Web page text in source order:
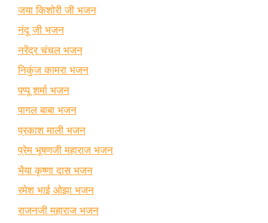
जया किशोरी जी भजन
नंदू जी भजन
नरेंद्र चंचल भजन
निकुंज कामरा भजन
पप्पू शर्मा भजन
पागल बाबा भजन
प्रकाश माली भजन
प्रेम भूषणजी महाराज भजन
भैया कृष्णा दास भजन
रमेश भाई ओझा भजन
राजनजी महाराज भजन